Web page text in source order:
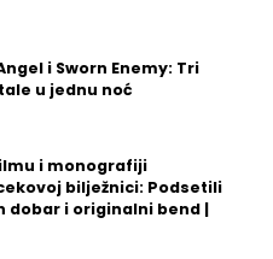
i Sworn Enemy: Tri
u jednu noć
i monografiji
bilježnici: Podsetili
dobar i originalni bend |